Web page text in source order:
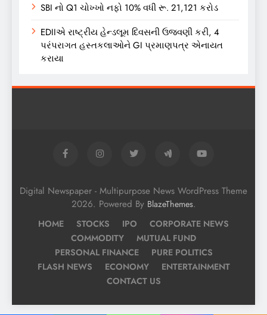
SBI નો Q1 ચોખ્ખો નફો 10% વધી રૂ. 21,121 કરોડ
EDIIએ રાષ્ટ્રીય હેન્ડલૂમ દિવસની ઉજવણી કરી, 4
પરંપરાગત હસ્તકલાઓને GI પ્રમાણપત્ર એનાયત
કરાયા
Digital Newspaper - Multipurpose News WordPress Theme
2026. Powered By BlazeThemes.
HOME STOCKS IPO
CORPORATE NEWS
COMMODITY
MUTUAL FUND
PERSONAL FINANCE
PURE POLITICS
FLASH NEWS
ECONOMY
ENTERTAINMENT
CONTACT US